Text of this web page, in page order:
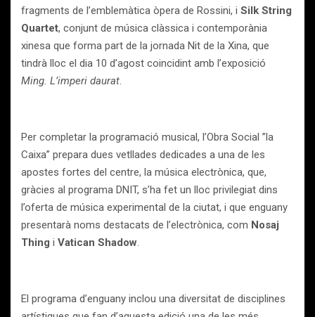
fragments de l’emblemàtica òpera de Rossini, i Silk String
Quartet, conjunt de música clàssica i contemporània
xinesa que forma part de la jornada Nit de la Xina, que
tindrà lloc el dia 10 d’agost coincidint amb l’exposició
Ming. L’imperi daurat.
Per completar la programació musical, l’Obra Social ”la
Caixa” prepara dues vetllades dedicades a una de les
apostes fortes del centre, la música electrònica, que,
gràcies al programa DNIT, s’ha fet un lloc privilegiat dins
l’oferta de música experimental de la ciutat, i que enguany
presentarà noms destacats de l’electrònica, com Nosaj
Thing i Vatican Shadow.
El programa d’enguany inclou una diversitat de disciplines